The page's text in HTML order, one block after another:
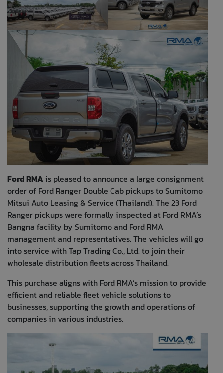
Ford RMAis pleased to announce a large consignment
order of Ford Ranger Double Cab pickups to Sumitomo
Mitsui Auto Leasing & Service (Thailand). The 23 Ford
Ranger pickups were formally inspected at Ford RMA’s
Bangna facility by Sumitomo and Ford RMA
management and representatives. The vehicles will go
into service with Tap Trading Co., Ltd. to join their
wholesale distribution fleets across Thailand.
This purchase aligns with Ford RMA’s mission to provide
efficient and reliable fleet vehicle solutions to
businesses, supporting the growth and operations of
companies in various industries.